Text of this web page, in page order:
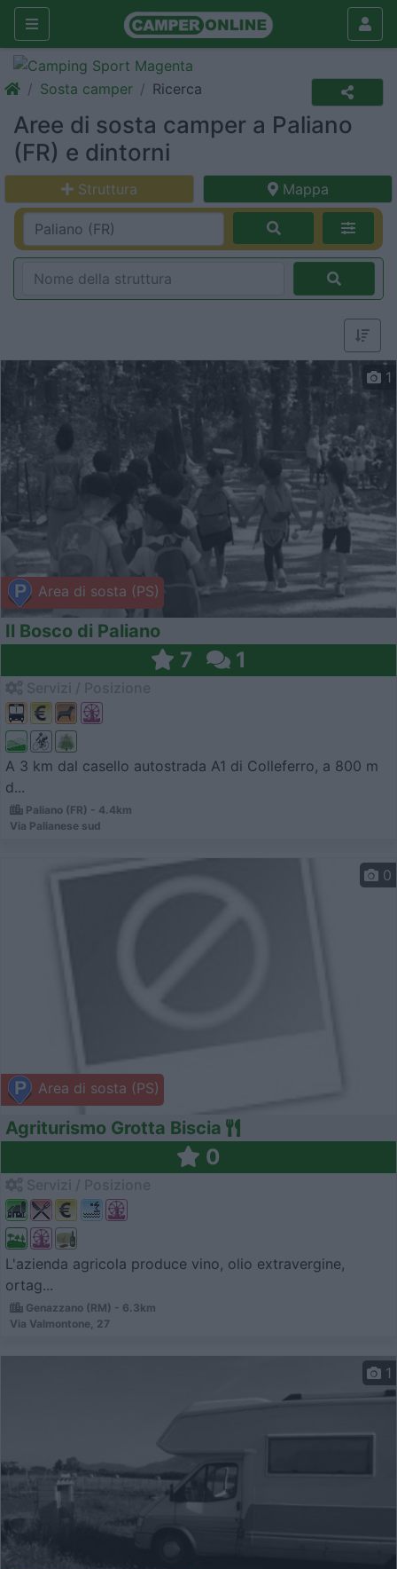
Sosta camper Ricerca
Aree di sosta camper a Paliano
(FR) e dintorni
Struttura Mappa
Area di sosta (PS)
1
Il Bosco di Paliano
7 1
A 3 km dal casello autostrada A1 di Colleferro, a 800 m
d...
Paliano (FR) - 4.4km
Via Palianese sud
Area di sosta (PS)
0
Agriturismo Grotta Biscia
0
L'azienda agricola produce vino, olio extravergine,
ortag...
Genazzano (RM) - 6.3km
Via Valmontone, 27
1